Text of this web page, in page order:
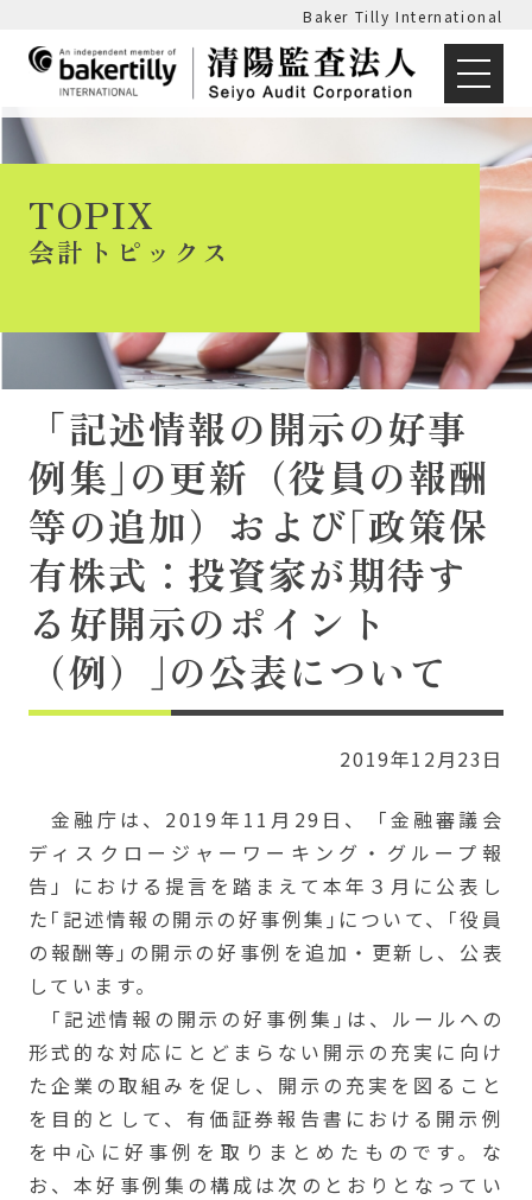
Baker Tilly International
TOPIX
会計トピックス
「記述情報の開示の好事
例集｣の更新（役員の報酬
等の追加）および｢政策保
有株式：投資家が期待す
る好開示のポイント
（例）｣の公表について
2019年12月23日
金融庁は、2019年11月29日、「金融審議会
ディスクロージャーワーキング・グループ報
告」における提言を踏まえて本年３月に公表し
た｢記述情報の開示の好事例集｣について、｢役員
の報酬等｣の開示の好事例を追加・更新し、公表
しています。
｢記述情報の開示の好事例集｣は、ルールへの
形式的な対応にとどまらない開示の充実に向け
た企業の取組みを促し、開示の充実を図ること
を目的として、有価証券報告書における開示例
を中心に好事例を取りまとめたものです。な
お、本好事例集の構成は次のとおりとなってい